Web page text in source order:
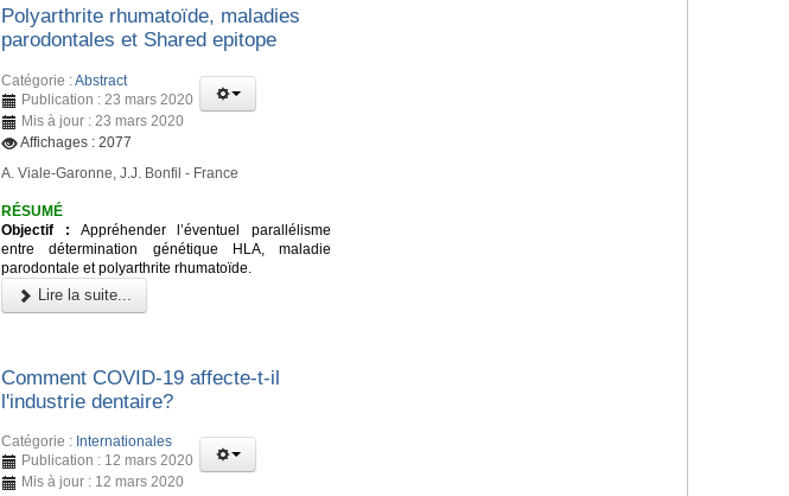
Polyarthrite rhumatoïde, maladies
parodontales et Shared epitope
Catégorie :Abstract
Publication : 23 mars 2020
Mis à jour : 23 mars 2020
Affichages : 2077
A. Viale-Garonne, J.J. Bonfil - France
RÉSUMÉ
Objectif : Appréhender l’éventuel parallélisme
entre détermination génétique HLA, maladie
parodontale et polyarthrite rhumatoïde.
Lire la suite...
Comment COVID-19 affecte-t-il
l'industrie dentaire?
Catégorie : Internationales
Publication : 12 mars 2020
Mis à jour : 12 mars 2020